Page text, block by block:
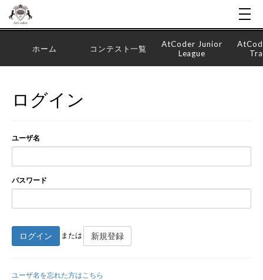
ホーム コンテスト一覧
AtCoder Junior
League
ログイン
ユーザ名
パスワード
ログイン または 新規登録
ユーザ名を忘れた方はこちら